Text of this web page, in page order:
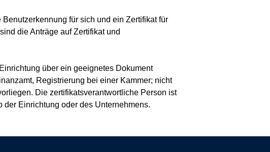
für sich und ein Zertifikat für
die Anträge auf Zertifikat und
über ein geeignetes Dokument
Registrierung bei einer Kammer; nicht
Die zertifikatsverantwortliche Person ist
Einrichtung oder des Unternehmens.